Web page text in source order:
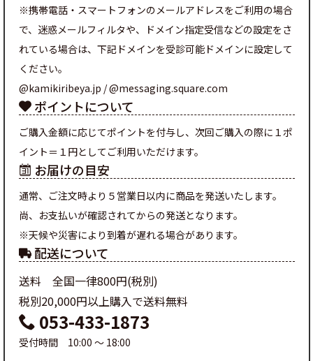
※携帯電話・スマートフォンのメールアドレスをご利用の場合
で、迷惑メールフィルタや、ドメイン指定受信などの設定をさ
れている場合は、下記ドメインを受診可能ドメインに設定して
ください。
@kamikiribeya.jp / @messaging.square.com
ポイントについて
ご購入金額に応じてポイントを付与し、次回ご購入の際に１ポ
イント＝１円としてご利用いただけます。
お届けの目安
通常、ご注文時より５営業日以内に商品を発送いたします。
尚、お支払いが確認されてからの発送となります。
※天候や災害により到着が遅れる場合があります。
配送について
送料 全国一律800円(税別)
税別20,000円以上購入で送料無料
053-433-1873
受付時間 10:00 ～ 18:00